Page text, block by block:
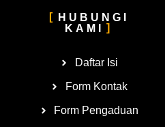
HUBUNGI
KAMI
Daftar Isi
Form Kontak
Form Pengaduan